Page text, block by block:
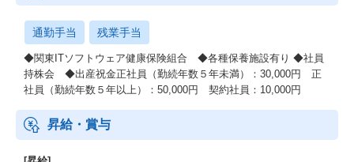
通勤手当 残業手当
◆関東ITソフトウェア健康保険組合 ◆各種保養施設有り ◆社員
持株会 ◆出産祝金正社員（勤続年数５年未満）：30,000円 正
社員（勤続年数５年以上）：50,000円 契約社員：10,000円
昇給・賞与